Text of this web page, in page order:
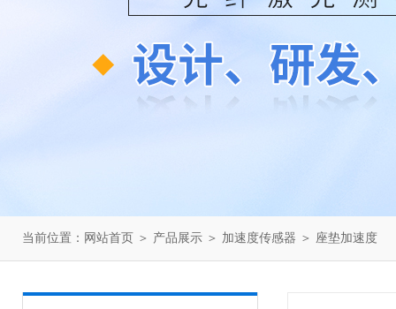
当前位置： 网站首页 ＞ 产品展示 ＞ 加速度传感器 ＞ 座垫加速度